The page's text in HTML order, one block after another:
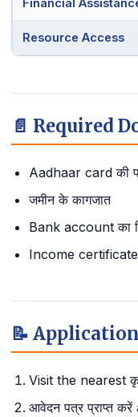
Financial
Resource Access
📄 Required
Aadhaar card की
जमीन के कागजात
Bank account का
Income certificate
📝
Visit the nearest
आवेदन पत्र प्राप्त